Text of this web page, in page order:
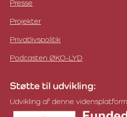
Presse
Projekter
Privatlivspolitik
Podcasten ØKO-LYD
Støtte til udvikling:
Udvikling af denne